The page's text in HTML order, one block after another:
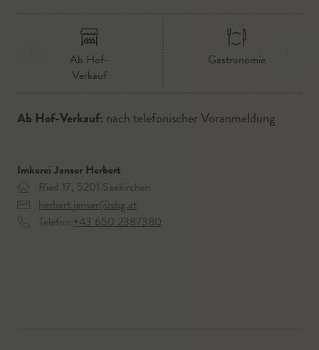
Ab Hof-
Verkauf
Gastronomie
Ab Hof-Verkauf: nach telefonischer Voranmeldung
Imkerei Janser Herbert
Ried 17, 5201 Seekirchen
herbert.janser@sbg.at
Telefon:+43 650 2387380